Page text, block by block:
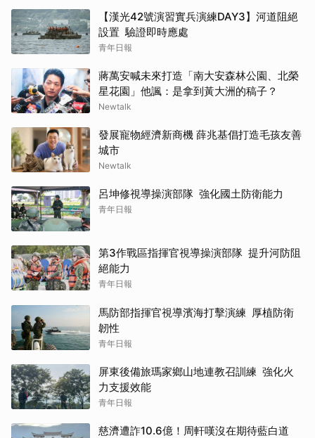
【漢光42號演習實兵演練DAY3】河道阻絕
設置 驗證即時應處
青年日報
蔣萬安喊未來打造「南大安森林公園、北榮
星花園」他諷：是拿到黃大洲的稿子？
Newtalk
發展寵物經濟新商機 薛兆基倡打造毛孩友善
城市
Newtalk
呂坤修視導操演部隊 強化國土防衛能力
青年日報
第3作戰區指揮官視導操演部隊 提升河防阻
絕能力
青年日報
馬防部指揮官視導濱海打擊演練 厚植防衛
韌性
青年日報
屏東後備旅瑪家鄉山地連教召訓練 強化火
力支援效能
青年日報
慈濟遭詐10.6億！周軒嘆沒在期待藍白道